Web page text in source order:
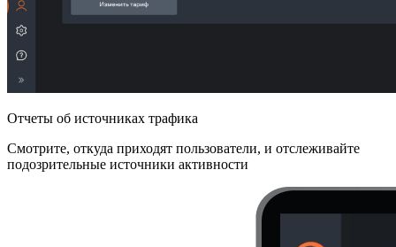
Отчеты об источниках трафика
Смотрите, откуда приходят пользователи, и отслеживайте
подозрительные источники активности